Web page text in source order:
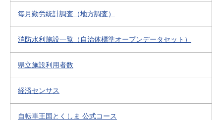
毎月勤労統計調査（地方調査）
消防水利施設一覧（自治体標準オープンデータセット）
県立施設利用者数
経済センサス
自転車王国とくしま 公式コース